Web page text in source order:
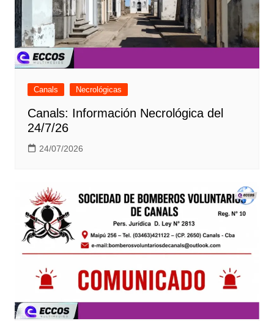
Canals Necrológicas
Canals: Información Necrológica del
24/7/26
24/07/2026